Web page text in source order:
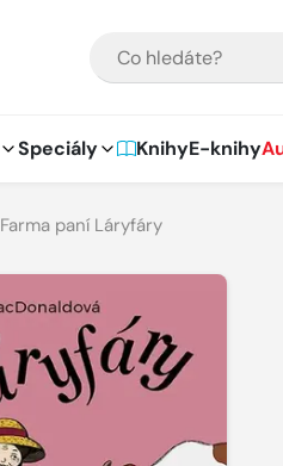
Speciály KnihyE-knihy
Farma paní Láryfáry